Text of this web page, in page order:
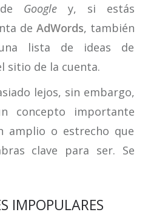
Google y, si estás
de AdWords, también
lista de ideas de
sitio de la cuenta.
lejos, sin embargo,
concepto importante
amplio o estrecho que
clave para ser. Se
IMPOPULARES